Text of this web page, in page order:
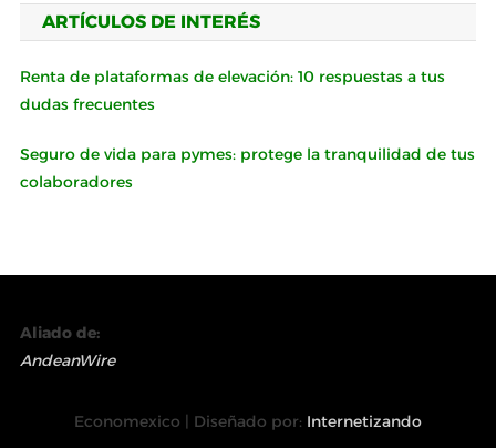
ARTÍCULOS DE INTERÉS
Renta de plataformas de elevación: 10 respuestas a tus
dudas frecuentes
Seguro de vida para pymes: protege la tranquilidad de tus
colaboradores
Aliado de:
AndeanWire
Economexico | Diseñado por: Internetizando